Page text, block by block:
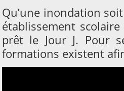
Qu’une inondation
établissement
prêt le Jour J. Pour
formations existent